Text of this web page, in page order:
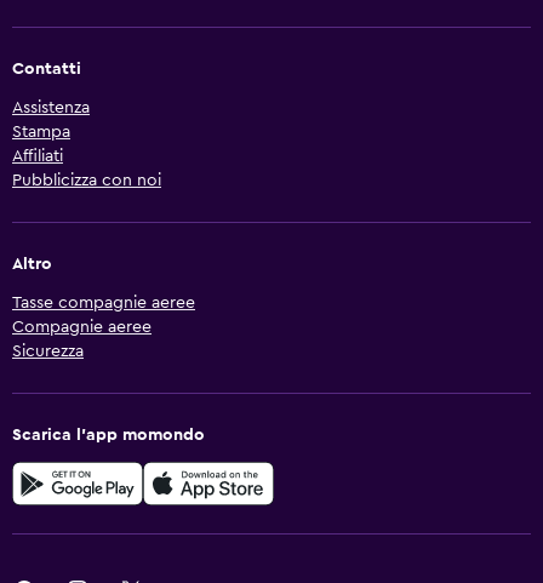
Contatti
Assistenza
Stampa
Affiliati
Pubblicizza con noi
Altro
Tasse compagnie aeree
Compagnie aeree
Sicurezza
Scarica l'app momondo